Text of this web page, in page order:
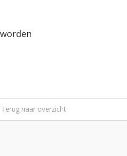
Terug naar overzicht